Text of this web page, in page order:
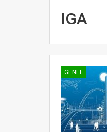
IGA
GENEL